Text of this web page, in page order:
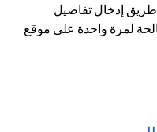
طريق إدخال تفاصيل
لمرة واحدة على موقع